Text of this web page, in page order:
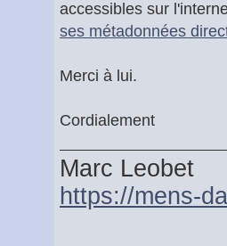
accessibles sur
ses métadonnées
Merci à lui.
Cordialement
Marc Leobet
https://mens-